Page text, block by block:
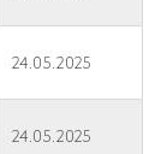
24.05.2025
24.05.2025